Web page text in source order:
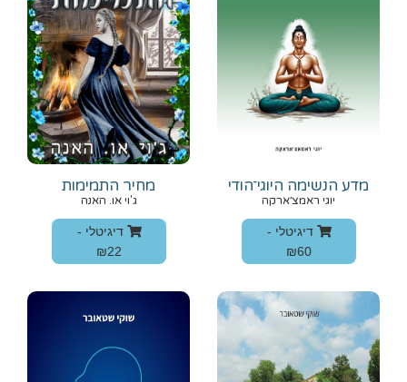
מדע הנשימה היוגי־הודי
יוגי ראמצ׳ארקה
דיגיטלי -
₪60
מחיר התמימות
ג'וי או. האנה
דיגיטלי -
₪22